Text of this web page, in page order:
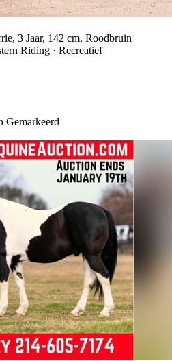
3 Jaar, 142 cm, Roodbruin
Riding · Recreatief
Gemarkeerd